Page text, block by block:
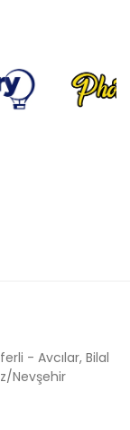
- Avcılar, Bilal
Nevşehir